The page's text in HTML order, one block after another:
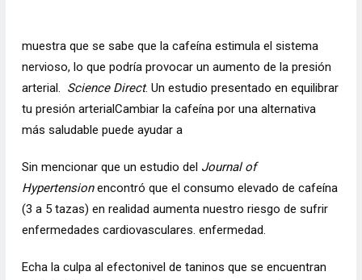
muestra que se sabe que la cafeína estimula el sistema
nervioso, lo que podría provocar un aumento de la presión
arterial. Science Direct. Un estudio presentado en equilibrar
tu presión arterialCambiar la cafeína por una alternativa
más saludable puede ayudar a
Sin mencionar que un estudio del Journal of
Hypertensionencontró que el consumo elevado de cafeína
(3 a 5 tazas) en realidad aumenta nuestro riesgo de sufrir
enfermedades cardiovasculares. enfermedad.
Echa la culpa al efectonivel de taninos que se encuentran